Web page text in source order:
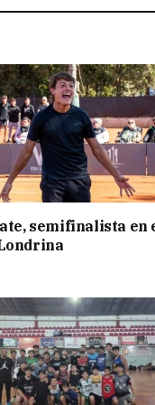
semifinalista en